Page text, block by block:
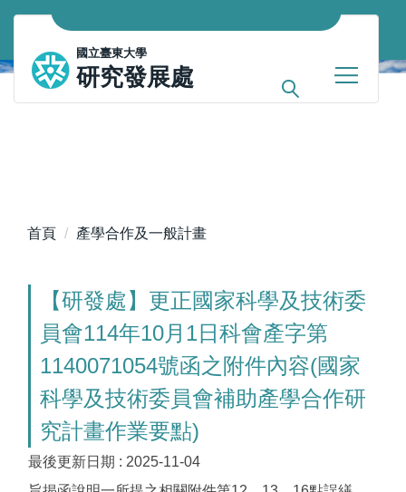
跳
主
內
國立臺東大學
研究發展處
首頁 產學合作及一般計畫
【研發處】更正國家科學及技術委
員會114年10月1日科會產字第
1140071054號函之附件內容(國家
科學及技術委員會補助產學合作研
究計畫作業要點)
最後更新日期 : 2025-11-04